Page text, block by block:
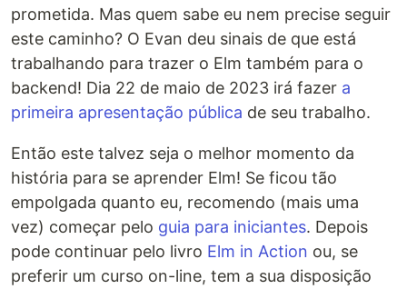
prometida. Mas quem sabe eu nem precise seguir
este caminho? O Evan deu sinais de que está
trabalhando para trazer o Elm também para o
backend! Dia 22 de maio de 2023 irá fazer a
primeira apresentação pública de seu trabalho.
Então este talvez seja o melhor momento da
história para se aprender Elm! Se ficou tão
empolgada quanto eu, recomendo (mais uma
vez) começar pelo guia para iniciantes. Depois
pode continuar pelo livro Elm in Action ou, se
preferir um curso on-line, tem a sua disposição